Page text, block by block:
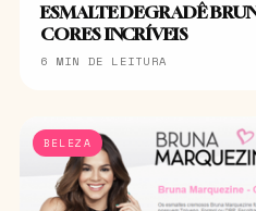
ESMALTE DEGRADÊ
CORES INCRÍVEIS
6 MIN DE LEITURA
BELEZA